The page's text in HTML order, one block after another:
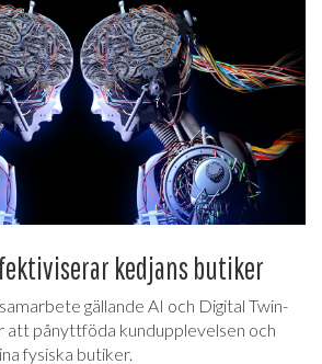
kedjans butiker
gällande AI och Digital Twin-
att pånyttföda kundupplevelsen och
fysiska butiker.